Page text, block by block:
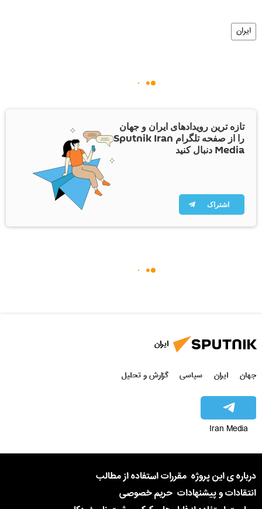
ایران
تازه ترین رویدادهای ایران و جهان
را از صفحه تلگرام Sputnik Iran
Media دنبال کنید
اشتراک
ایران
جهان ایران سیاسی گزارش و تحلیل
Iran Media
درباره ی این پروژه مقررات استفاده از مطالب
انتقادات و پیشنهادات حریم خصوصی